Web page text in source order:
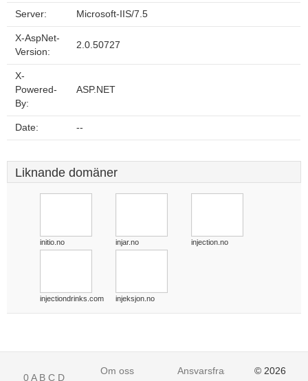
Server: Microsoft-IIS/7.5
X-AspNet-
Version:
2.0.50727
X-
Powered-
By:
ASP.NET
Date: --
Liknande domäner
initio.no injar.no injection.no
injectiondrinks.com injeksjon.no
0A B C D
Om oss Ansvarsfraskrivelse© 2026